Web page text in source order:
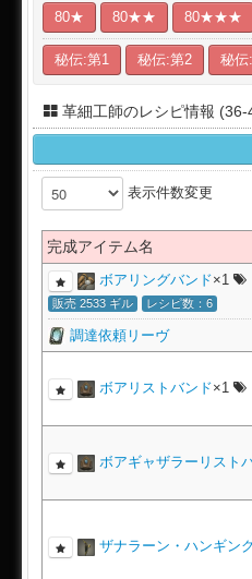
80★ 80★★ 80★★★
秘伝:第1 秘伝:第2 秘伝
革細工師のレシピ情報 (36-
表示件数変更
完成アイテム名
ボアリングバンド×1
販売 2533 ギル レシピ数：6
調達依頼リーヴ
ボアリストバンド×1
ボアギャザラーリスト
ザナラーン・ハンギン